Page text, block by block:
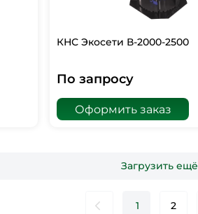
КНС Экосети В-2000-2500
По запросу
Оформить заказ
Загрузить ещё
1 2